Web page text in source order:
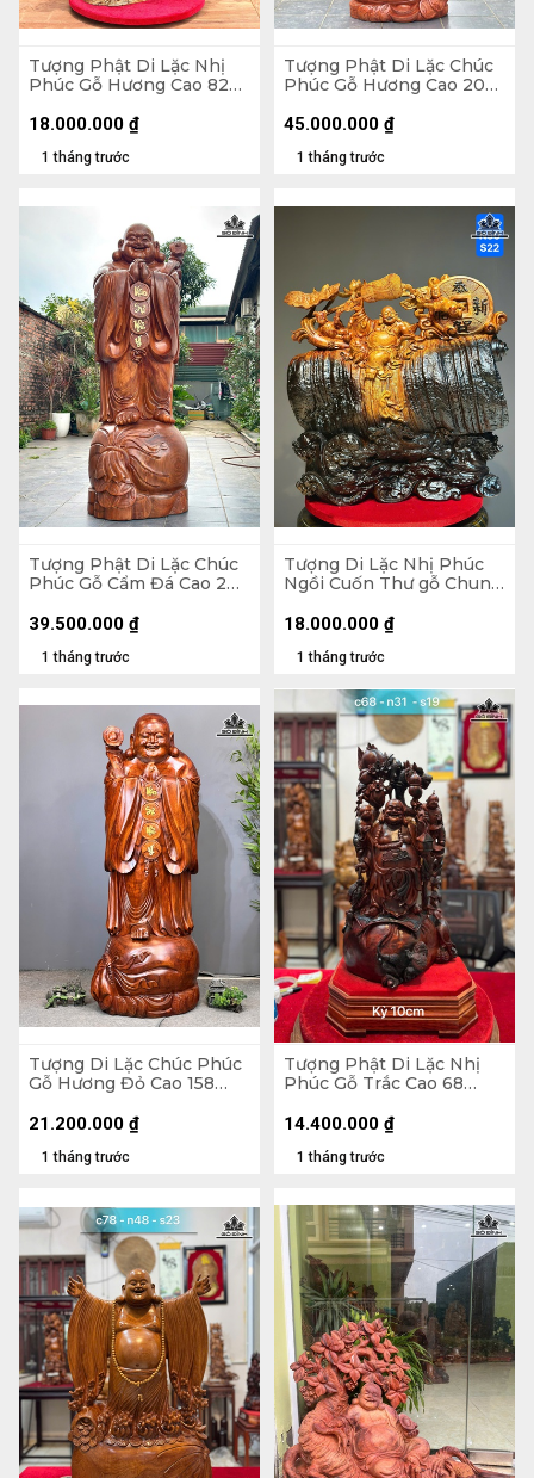
Tượng Phật Di Lặc Nhị
Phúc Gỗ Hương Cao 82
1 tháng trước
18.000.000 ₫
Tượng Phật Di Lặc Chúc
Phúc Gỗ Hương Cao 200
1 tháng trước
45.000.000 ₫
Tượng Phật Di Lặc Chúc
Phúc Gỗ Cẩm Đá Cao 200
1 tháng trước
39.500.000 ₫
Tượng Di Lặc Nhị Phúc
Ngồi Cuốn Thư gỗ Chun
50 Sâu 22 (cm)
1 tháng trước
18.000.000 ₫
Tượng Di Lặc Chúc Phúc
Gỗ Hương Đỏ Cao 158
1 tháng trước
21.200.000 ₫
Tượng Phật Di Lặc Nhị
Phúc Gỗ Trắc Cao 68
1 tháng trước
14.400.000 ₫